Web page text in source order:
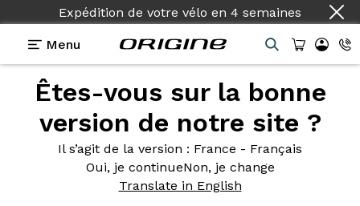
Expédition de votre vélo en 4 semaines
Menu
Êtes-vous sur la bonne
version de notre site ?
Il s’agit de la version : France - Français
Oui, je continueNon, je change
Translate in English
Photos> Axxome II 350 - Orange Sakhir
Axxome II350 - Orange